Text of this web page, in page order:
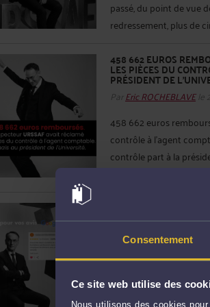
Consentement
Ce site web utilise des
Nous utilisons des cookies
passé, du point de vue
redressement, plus de
458 662 EUROS
LES PIÈCES DU
PRÉSIDENT DE
Par Eric ROCHEBLAVEle
458 662 euros
contrôle à l'agent
contrôle part à la
ParEric ROCHEBLAVEle
raconte sa première
mot, le dernier avis 5
de consultation simples